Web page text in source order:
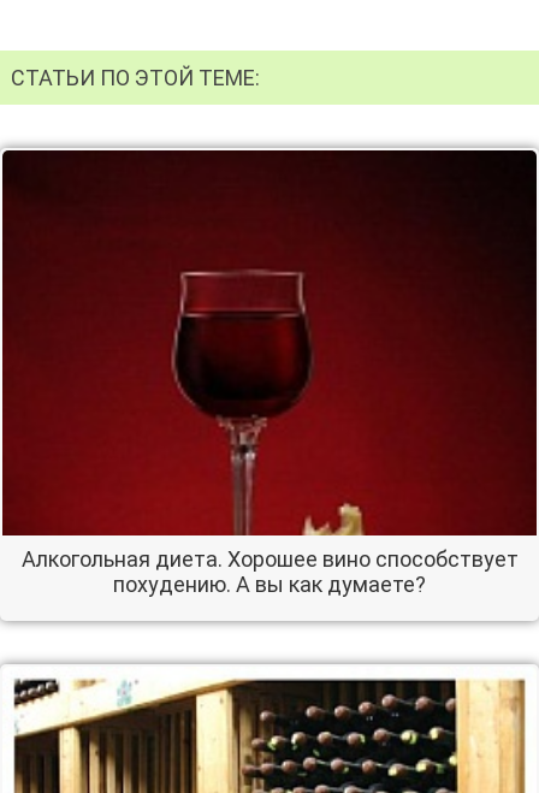
СТАТЬИ ПО ЭТОЙ ТЕМЕ:
Алкогольная диета. Хорошее вино способствует
похудению. А вы как думаете?